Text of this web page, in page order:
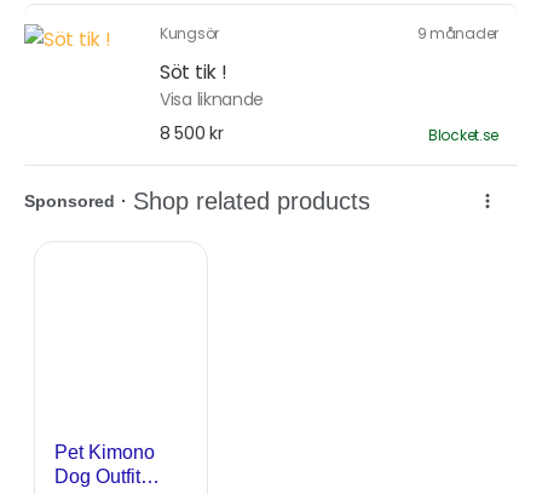
Kungsör 9 månader
Söt tik !
Visa liknande
8 500 kr
Blocket.se